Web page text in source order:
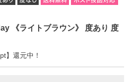
《ライトブラウン》 度あり 度
】還元中！